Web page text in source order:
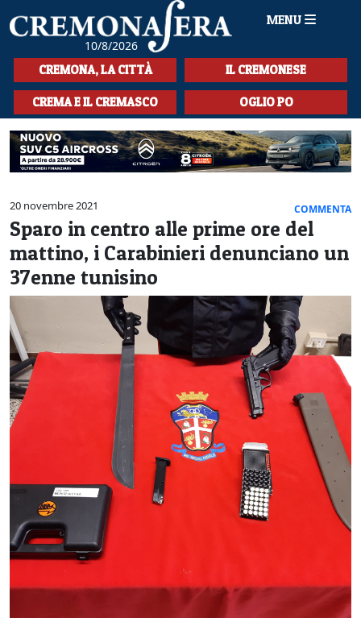
10/8/2026
MENU
HOME
CRONACA
SPORT
LA MUSICA
CULTURA
LA STORIA
SPETTACOLI
L'EDITORIALE
SEZIONI
CERCA
CREMONA, LA CITTÀ IL CREMONESE
CREMA E IL CREMASCO OGLIO PO
20 novembre 2021 COMMENTA
Sparo in centro alle prime ore del
mattino, i Carabinieri denunciano un
37enne tunisino